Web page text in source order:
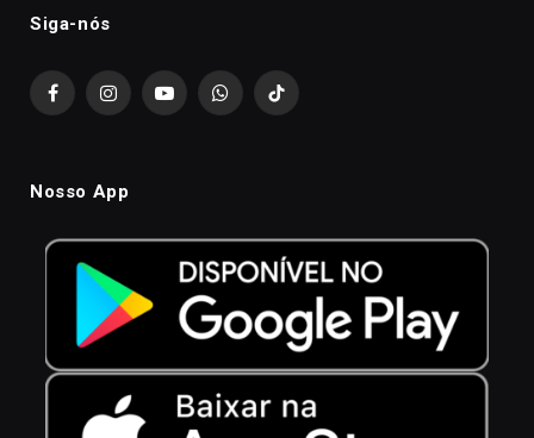
Siga-nós
FacebookInstagramYouTubeWhatsAppTikTok
Nosso App